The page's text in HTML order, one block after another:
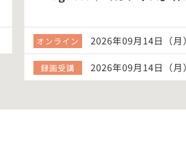
オンライン 2026年09月14日（月）
録画受講 2026年09月14日（月）